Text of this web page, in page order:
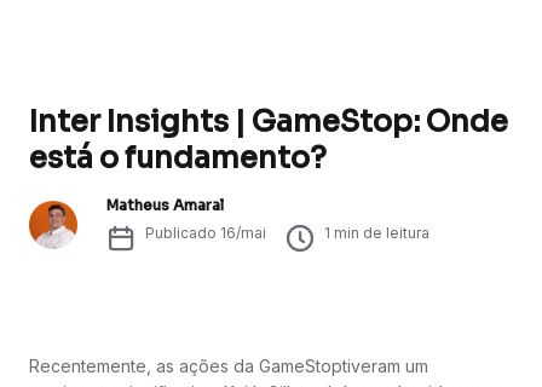
Inter Insights | GameStop: Onde
está o fundamento?
Matheus Amaral
Publicado 16/mai 1 min de leitura
Recentemente, as ações da GameStoptiveram um